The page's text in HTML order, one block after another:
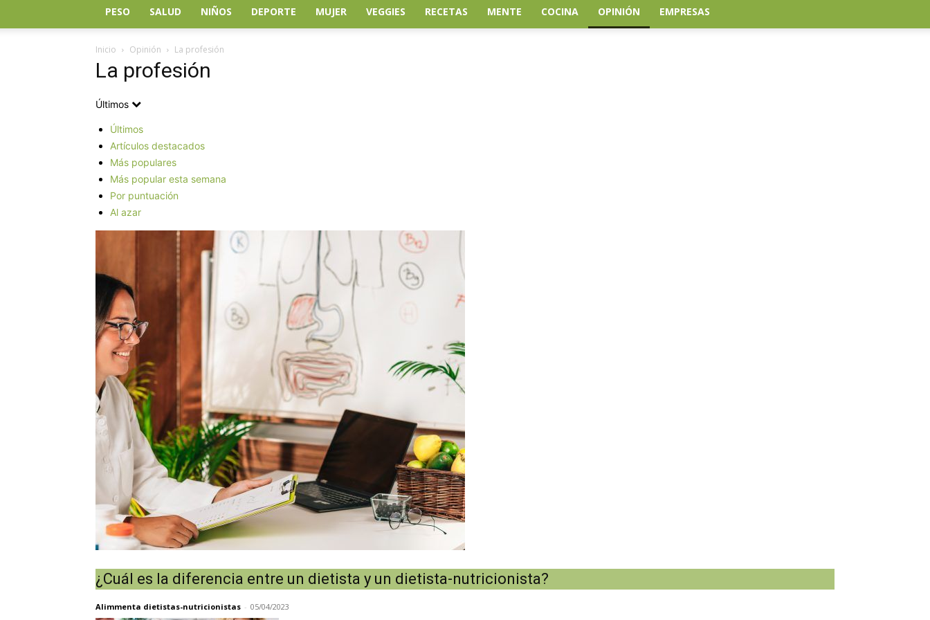
PESO SALUD NIÑOS DEPORTE MUJER VEGGIES RECETAS MENTE COCINA OPINIÓN EMPRESAS
Inicio Opinión La profesión
La profesión
Últimos
Últimos
Artículos destacados
Más populares
Más popular esta semana
Por puntuación
Al azar
¿Cuál es la diferencia entre un dietista y un dietista-nutricionista?
Alimmenta dietistas-nutricionistas - 05/04/2023